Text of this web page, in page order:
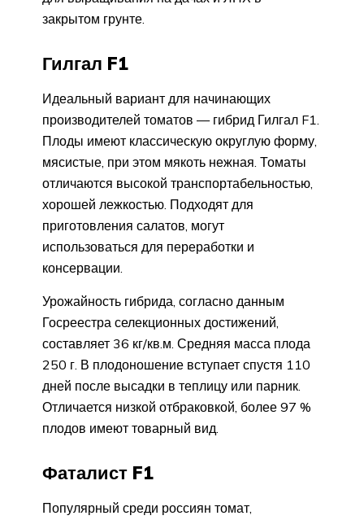
закрытом грунте.
Гилгал F1
Идеальный вариант для начинающих
производителей томатов — гибрид Гилгал F1.
Плоды имеют классическую округлую форму,
мясистые, при этом мякоть нежная. Томаты
отличаются высокой транспортабельностью,
хорошей лежкостью. Подходят для
приготовления салатов, могут
использоваться для переработки и
консервации.
Урожайность гибрида, согласно данным
Госреестра селекционных достижений,
составляет 36 кг/кв.м. Средняя масса плода
250 г. В плодоношение вступает спустя 110
дней после высадки в теплицу или парник.
Отличается низкой отбраковкой, более 97 %
плодов имеют товарный вид.
Фаталист F1
Популярный среди россиян томат,